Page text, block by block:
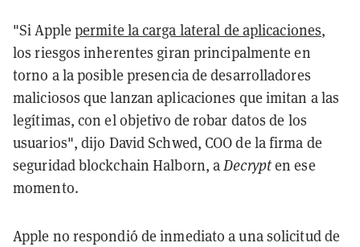
"Si Apple permite la carga lateral de aplicaciones,
los riesgos inherentes giran principalmente en
torno a la posible presencia de desarrolladores
maliciosos que lanzan aplicaciones que imitan a las
legítimas, con el objetivo de robar datos de los
usuarios", dijo David Schwed, COO de la firma de
seguridad blockchain Halborn, aDecrypten ese
momento.
Apple no respondió de inmediato a una solicitud de